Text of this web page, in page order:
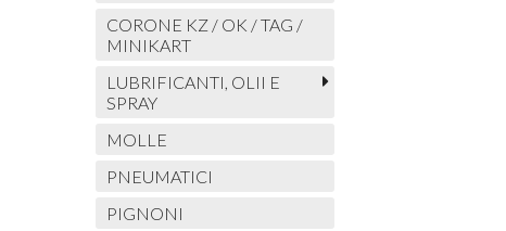
CORONE KZ / OK / TAG /
MINIKART
LUBRIFICANTI, OLII E
SPRAY
MOLLE
PNEUMATICI
PIGNONI